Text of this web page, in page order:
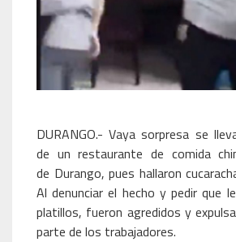
DURANGO.- Vaya sorpresa se
de un restaurante de comida
de Durango, pues hallaron
Al denunciar el hecho y pedir que
platillos, fueron agredidos y
parte de los trabajadores.